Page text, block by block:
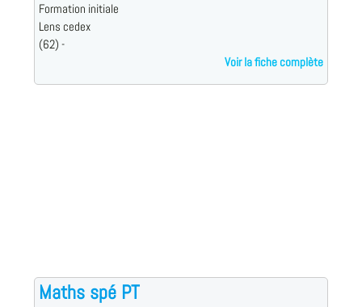
Formation initiale
Lens cedex
(62) -
Voir la fiche complète
Maths spé PT